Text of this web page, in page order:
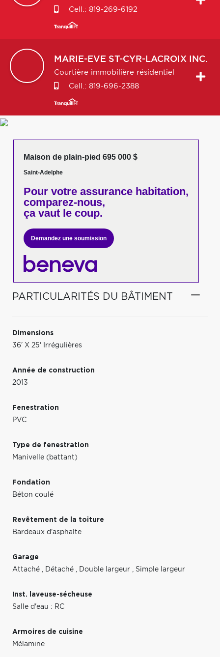
Cell.: 819-269-6192
MARIE-EVE ST-CYR-LACROIX INC.
Courtière immobilière résidentiel
Cell.: 819-696-2388
Maison de plain-pied 695 000 $
Saint-Adelphe
Pour votreassurance habitation,
comparez-nous,
ça vaut le coup.
Demandez une soumission
PARTICULARITÉS DU BÂTIMENT
Dimensions
36' X 25' Irrégulières
Année de construction
2013
Fenestration
PVC
Type de fenestration
Manivelle (battant)
Fondation
Béton coulé
Revêtement de la toiture
Bardeaux d'asphalte
Garage
Attaché , Détaché , Double largeur , Simple largeur
Inst. laveuse-sécheuse
Salle d'eau : RC
Armoires de cuisine
Mélamine